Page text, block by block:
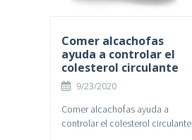
Comer alcachofas
ayuda a controlar el
colesterol circulante
9/23/2020
Comer alcachofas ayuda a
controlar el colesterol circulante